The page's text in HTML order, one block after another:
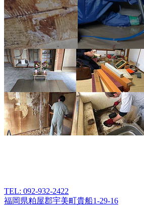
TEL: 092-932-2422
福岡県粕屋郡宇美町貴船1-29-16